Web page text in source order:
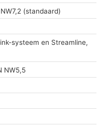
(standaard)
systeem en Streamline,
NW5,5